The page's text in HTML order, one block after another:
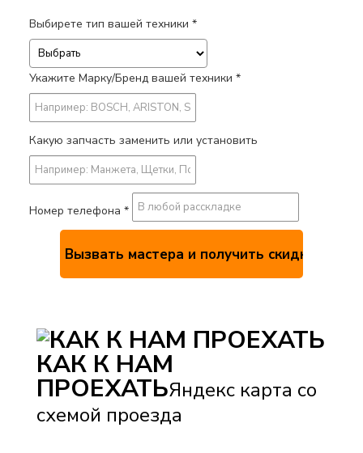
Выбирете тип вашей техники *
Укажите Марку/Бренд вашей техники *
Какую запчасть заменить или установить
Номер телефона *
КАК К НАМ
ПРОЕХАТЬЯндекс карта со
схемой проезда